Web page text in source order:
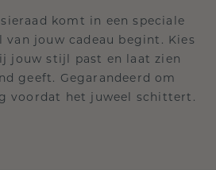
komt in een speciale
van jouw cadeau begint. Kies
jouw stijl past en laat zien
geeft. Gegarandeerd om
voordat het juweel schittert.